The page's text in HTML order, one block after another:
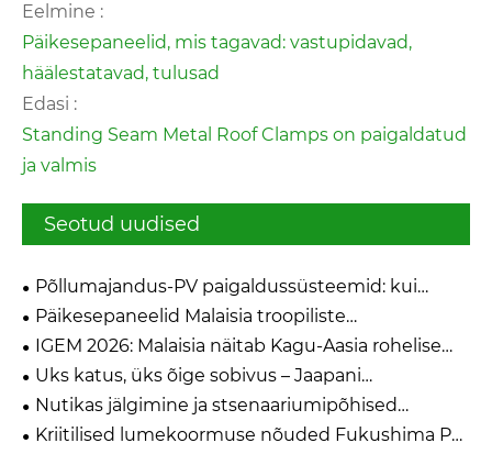
Eelmine :
Päikesepaneelid, mis tagavad: vastupidavad,
häälestatavad, tulusad
Edasi :
Standing Seam Metal Roof Clamps on paigaldatud
ja valmis
Seotud uudised
Põllumajandus-PV paigaldussüsteemid: kui
päikeseenergia kohtub pinnasega
Päikesepaneelid Malaisia ​​troopiliste
fotoelektriliste projektide jaoks
IGEM 2026: Malaisia ​​näitab Kagu-Aasia rohelise
ülemineku kurssi
Üks katus, üks õige sobivus – Jaapani
päikeseturu kümneaastase teenindamise
õppetunnid
Nutikas jälgimine ja stsenaariumipõhised
lahendused on Intersolar Europe 2026 kesksel
kohal
Kriitilised lumekoormuse nõuded Fukushima PV